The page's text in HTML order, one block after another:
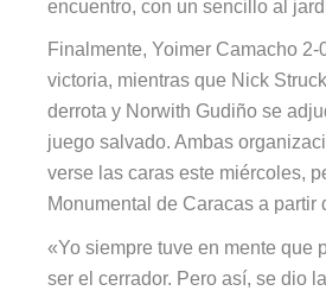
encuentro, con un sencillo al
Finalmente, Yoimer Camacho 2-
victoria, mientras que Nick
derrota y Norwith Gudiño se
juego salvado. Ambas
verse las caras este miércoles,
Monumental de Caracas a partir
«Yo siempre tuve en mente que
ser el cerrador. Pero así, se dio